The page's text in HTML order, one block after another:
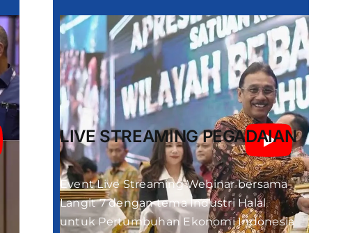
LIVE STREAMING PEGADAIAN
Event Live Streaming Webinar bersama
Langit 7 dengan tema Industri Halal
untuk Pertumbuhan Ekonomi Indonesia